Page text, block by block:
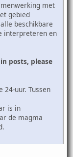
met
gebied
beschikbare
interpreteren en
posts, please
24-uur. Tussen
is in
de magma